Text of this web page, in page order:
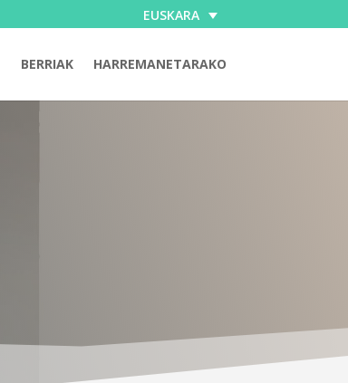
EUSKARA
BERRIAK HARREMANETARAKO